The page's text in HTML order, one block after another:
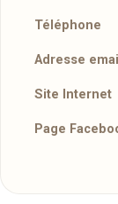
Téléphone
Adresse email
Site Internet
Page